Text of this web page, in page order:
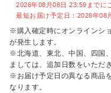
2026年08月08日 23:59までに
最短お届け予定日：2026年08
※購入確定時にオンラインシ
が発生します。
※北海道、東北、中国、四国
ましては、追加日数をいただ
※お届け予定日の異なる商品
なります。